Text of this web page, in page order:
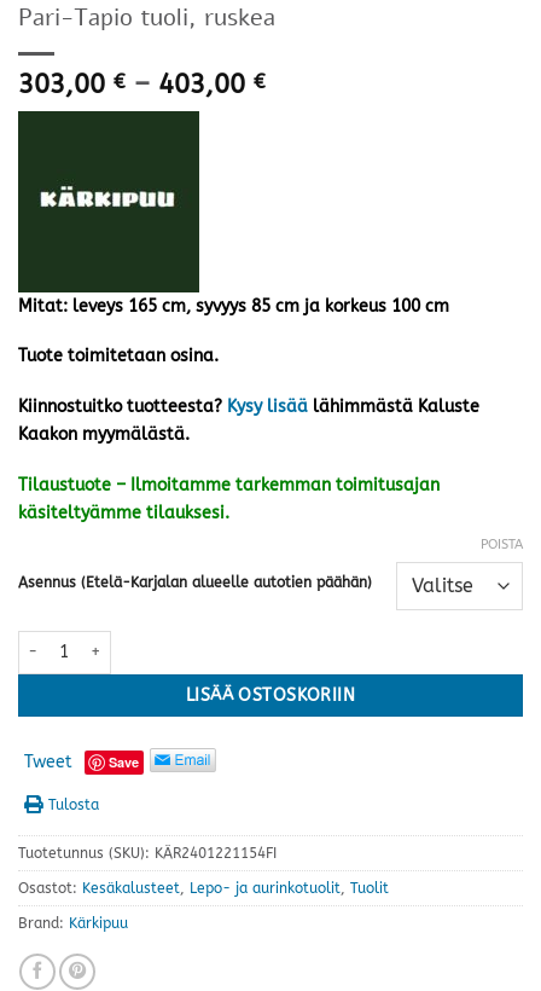
Pari-Tapio tuoli, ruskea
303,00 € – 403,00 €Hintaluokka:
Mitat: leveys 165 cm, syvyys 85 cm ja korkeus 100 cm
Tuote toimitetaan osina.
Kiinnostuitko tuotteesta? Kysy lisää lähimmästä Kaluste
Kaakon myymälästä.
Tilaustuote – Ilmoitamme tarkemman toimitusajan
käsiteltyämme tilauksesi.
Asennus (Etelä-Karjalan alueelle autotien päähän)
POISTA
Pari-Tapio tuoli, ruskea määrä
LISÄÄ OSTOSKORIIN
Tweet Save
Tulosta
Tuotetunnus (SKU): KÄR2401221154FI
Osastot: Kesäkalusteet Lepo- ja aurinkotuolit Tuolit
Brand: Kärkipuu